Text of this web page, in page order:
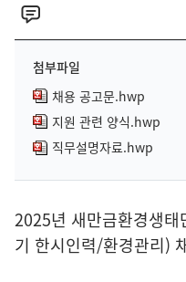
첨부파일
채용 공고문.hwp
지원 관련 양식.hwp
직무설명자료.hwp
2025년 새만금환경생
기 한시인력/환경관리)